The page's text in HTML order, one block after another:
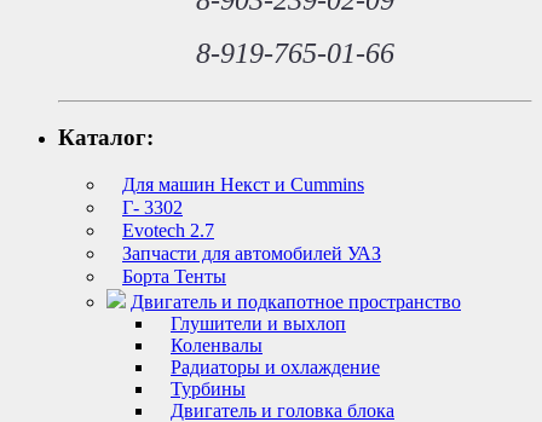
8-919-765-01-66
Каталог:
Для машин Некст и Cummins
Г- 3302
Evotech 2.7
Запчасти для автомобилей УАЗ
Борта Тенты
Двигатель и подкапотное пространство
Глушители и выхлоп
Коленвалы
Радиаторы и охлаждение
Турбины
Двигатель и головка блока